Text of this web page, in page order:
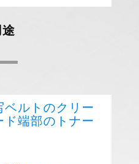
途
ベルトのクリー
ド端部のトナー